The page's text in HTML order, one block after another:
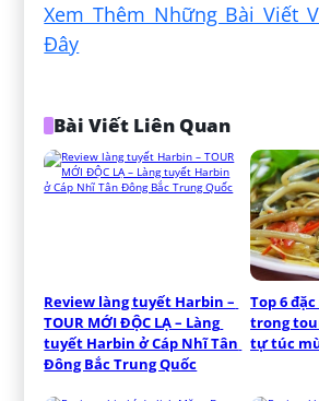
Xem Thêm Những Bài Viết
Đây
Bài Viết Liên Quan
Review làng tuyết Harbin –
TOUR MỚI ĐỘC LẠ – Làng
tuyết Harbin ở Cáp Nhĩ Tân
Đông Bắc Trung Quốc
Top 6
trong
tự túc